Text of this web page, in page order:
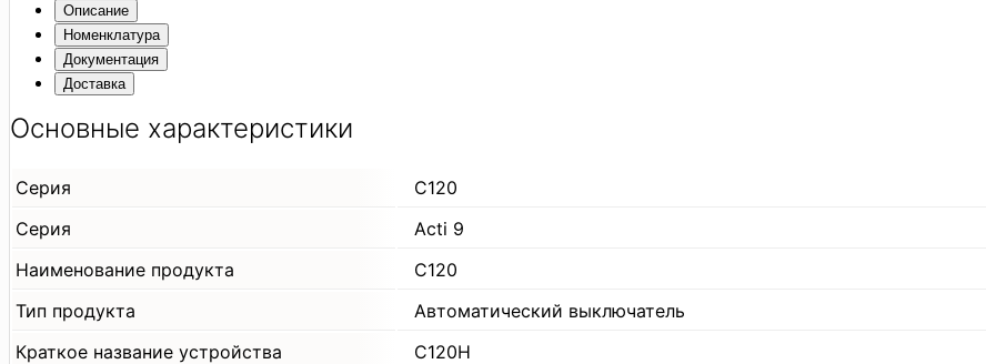
Описание
Номенклатура
Документация
Доставка
Основные характеристики
Серия
C120
Серия
Acti 9
Наименование продукта
C120
Тип продукта
Автоматический выключатель
Краткое название устройства
C120H